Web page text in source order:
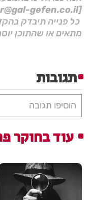
[Manager@gal-gefen.co.il]
כל פנייה תיבדק
מתאים או שהתוכן
תגובות
הוסיפו תגובה
עוד בחוקר